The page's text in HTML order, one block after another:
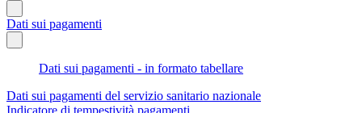
Dati sui pagamenti
Dati sui pagamenti - in formato tabellare
Dati sui pagamenti del servizio sanitario nazionale
Indicatore di tempestività pagamenti